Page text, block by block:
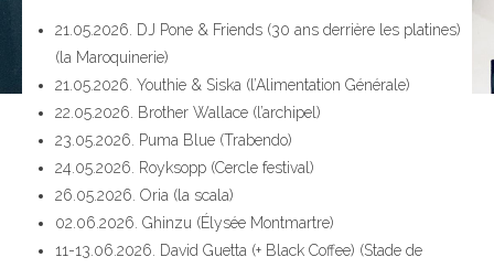
21.05.2026. DJ Pone & Friends (30 ans derrière les platines)
(la Maroquinerie)
21.05.2026. Youthie & Siska (l’Alimentation Générale)
22.05.2026. Brother Wallace (l’archipel)
23.05.2026. Puma Blue (Trabendo)
24.05.2026. Royksopp (Cercle festival)
26.05.2026. Oria (la scala)
02.06.2026. Ghinzu (Élysée Montmartre)
11-13.06.2026. David Guetta (+ Black Coffee) (Stade de